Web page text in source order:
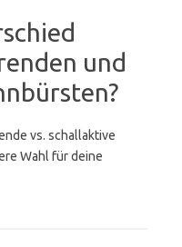
und
vs. schallaktive
Wahl für deine